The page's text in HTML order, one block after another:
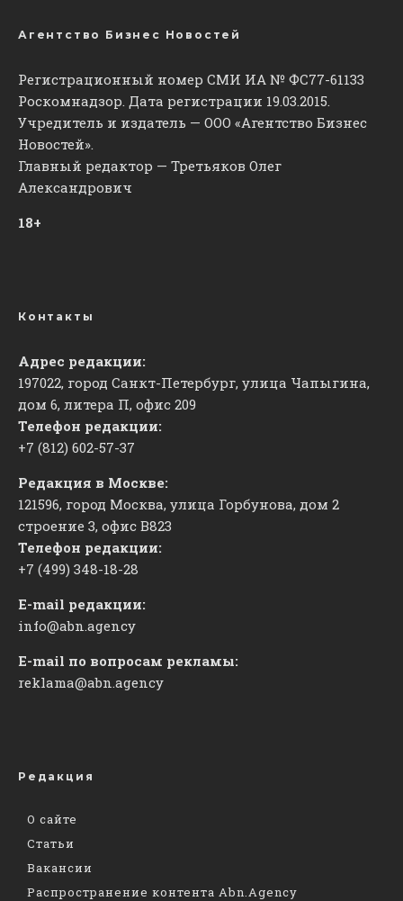
Агентство Бизнес Новостей
Регистрационный номер СМИ ИА № ФС77-61133
Роскомнадзор. Дата регистрации 19.03.2015.
Учредитель и издатель — ООО «Агентство Бизнес
Новостей».
Главный редактор — Третьяков Олег
Александрович
18+
Контакты
Адрес редакции:
197022, город Санкт-Петербург, улица Чапыгина,
дом 6, литера П, офис 209
Телефон редакции:
+7 (812) 602-57-37
Редакция в Москве:
121596, город Москва, улица Горбунова, дом 2
строение 3, офис ​В823
Телефон редакции:
+7 (499) 348-18-28
E-mail редакции:
info@abn.agency
E-mail по вопросам рекламы:
reklama@abn.agency
Редакция
О сайте
Статьи
Вакансии
Распространение контента Abn.Agency